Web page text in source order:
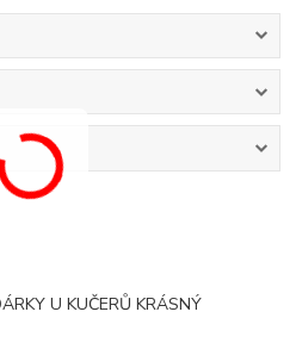
U KUČERŮ KRÁSNÝ